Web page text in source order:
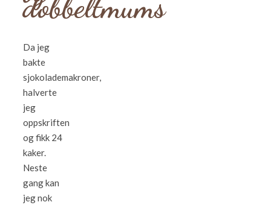
Da jeg
bakte
sjokolademakroner,
halverte
jeg
oppskriften
og fikk 24
kaker.
Neste
gang kan
jeg nok